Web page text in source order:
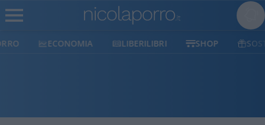
ECONOMIA LIBERILIBRI SHOP SOSTIENICI